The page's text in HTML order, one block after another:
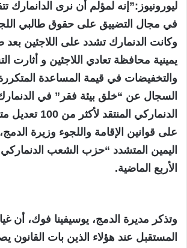
ليورونيوز:”إنه لمؤلم أن نرى الدانمارك
في مجال التضييق على حقوق طالبي
وكانت الدنمارك تشدد على اللاجئين بعد
يمينية محافظة تعادي اللاجئين و أثارت
والتخفيضات في قيمة المساعدة
السجال عن “خلق بيئة فقر” في
الدنماركي المنتقد
على قوانين الإقامة واللجوء وزيرة
اليمين المتشدد “حزب الشعب
الأربع الماضية.
وتذكر مديرة الدمج، يوسيفينا فوك، أن
المستقبل عند هؤلاء الذين بات